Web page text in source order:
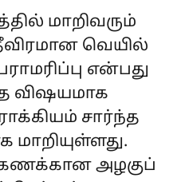
மாறிவரும்
வெயில்
என்பது
விஷயமாக
சார்ந்த
மாறியுள்ளது.
அழகுப்